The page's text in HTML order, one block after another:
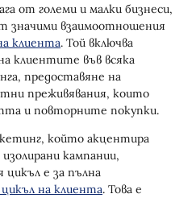
за подобрение
жизнения цикъл
“Time to Change Up”
на Outside Magazine
оферта на
от големи и малки бизнеси,
значими взаимоотношения
клиента. Той включва
клиентите във всяка
предоставяне на
преживявания, които
и повторните покупки.
който акцентира
кампании,
е за пълна
на клиента. Това е